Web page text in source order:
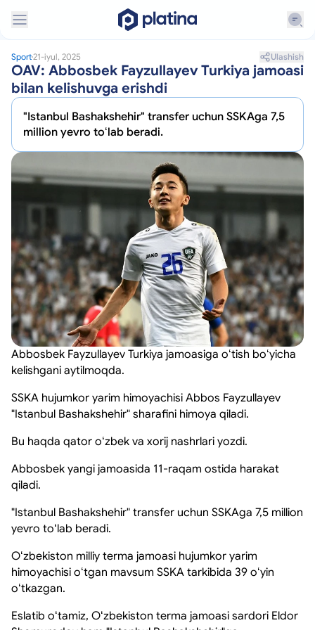
Sport21-iyul, 2025 Ulashish
OAV: Abbosbek Fayzullayev Turkiya jamoasi
bilan kelishuvga erishdi
"Istanbul Bashakshehir" transfer uchun SSKAga 7,5
million yevro toʻlab beradi.
Abbosbek Fayzullayev Turkiya jamoasiga oʻtish boʻyicha
kelishgani aytilmoqda.
SSKA hujumkor yarim himoyachisi Abbos Fayzullayev
"Istanbul Bashakshehir" sharafini himoya qiladi.
Bu haqda qator oʻzbek va xorij nashrlari yozdi.
Abbosbek yangi jamoasida 11-raqam ostida harakat
qiladi.
"Istanbul Bashakshehir" transfer uchun SSKAga 7,5 million
yevro toʻlab beradi.
Oʻzbekiston milliy terma jamoasi hujumkor yarim
himoyachisi oʻtgan mavsum SSKA tarkibida 39 oʻyin
oʻtkazgan.
Eslatib oʻtamiz, Oʻzbekiston terma jamoasi sardori Eldor